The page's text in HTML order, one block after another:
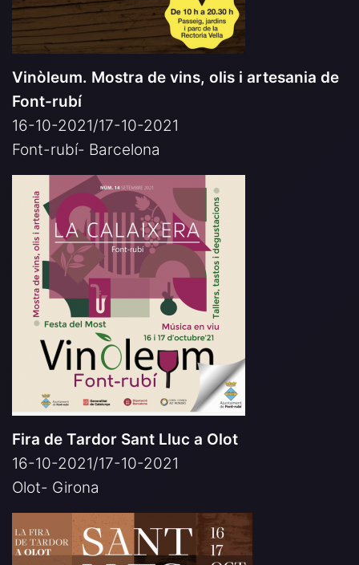
Vinòleum. Mostra de vins, olis i artesania de
Font-rubí
16-10-2021/17-10-2021
Font-rubí- Barcelona
Fira de Tardor Sant Lluc a Olot
16-10-2021/17-10-2021
Olot- Girona